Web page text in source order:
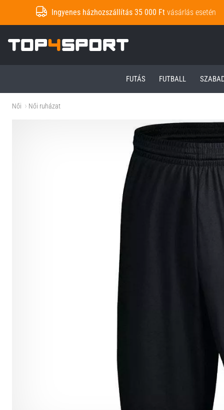
Ingyenes házhozszállítás 35 000 Ft vásárlás esetén
Top4Sport.hu
FUTÁS FUTBALL
Női Női ruházat